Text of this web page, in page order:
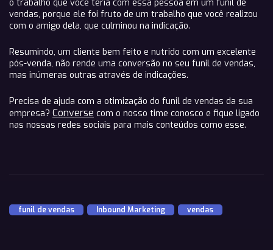
o trabalho que você teria com essa pessoa em um funil de
vendas, porque ele foi fruto de um trabalho que você realizou
com o amigo dela, que culminou na indicação.
Resumindo, um cliente bem feito e nutrido com um excelente
pós-venda, não rende uma conversão no seu funil de vendas,
mas inúmeras outras através de indicações.
Precisa de ajuda com a otimização do funil de vendas da sua
empresa? Converse com o nosso time conosco e fique ligado
nas nossas redes sociais para mais conteúdos como esse.
funil de vendas Inbound Marketing vendas